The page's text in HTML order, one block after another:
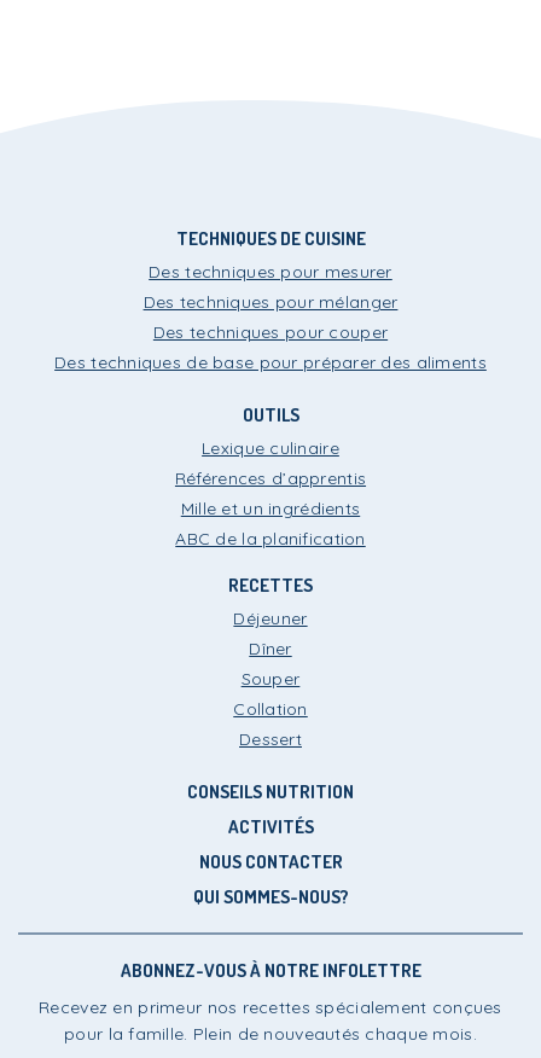
TECHNIQUES DE CUISINE
Des techniques pour mesurer
Des techniques pour mélanger
Des techniques pour couper
Des techniques de base pour préparer des aliments
OUTILS
Lexique culinaire
Références d’apprentis
Mille et un ingrédients
ABC de la planification
RECETTES
Déjeuner
Dîner
Souper
Collation
Dessert
CONSEILS NUTRITION
ACTIVITÉS
NOUS CONTACTER
QUI SOMMES-NOUS?
ABONNEZ-VOUS À NOTRE INFOLETTRE
Recevez en primeur nos recettes spécialement conçues
pour la famille. Plein de nouveautés chaque mois.